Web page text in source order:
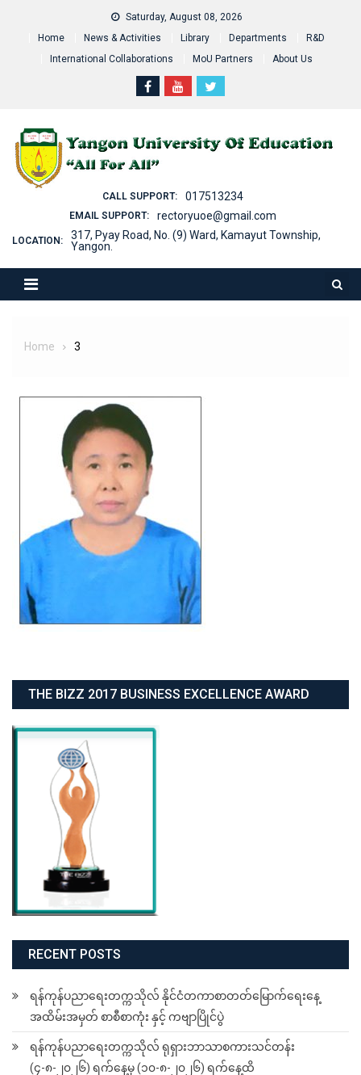
Saturday, August 08, 2026
Home
News & Activities Library Departments
R&D
International Collaborations
MoU Partners About Us
CALL SUPPORT: 017513234
EMAIL SUPPORT: rectoryuoe@gmail.com
LOCATION:
317, Pyay Road, No. (9) Ward, Kamayut Township,
Yangon.
Home 3
THE BIZZ 2017 BUSINESS EXCELLENCE AWARD
RECENT POSTS
ရန်ကုန်ပညာရေးတက္ကသိုလ် နိုင်ငံတကာစာတတ်မြောက်ရေးနေ့
အထိမ်းအမှတ် စာစီစာကုံး နှင့် ကဗျာပြိုင်ပွဲ
ရန်ကုန်ပညာရေးတက္ကသိုလ် ရုရှားဘာသာစကားသင်တန်း
(၄-၈-၂၀၂၆) ရက်နေ့မှ (၁၀-၈-၂၀၂၆) ရက်နေ့ထိ